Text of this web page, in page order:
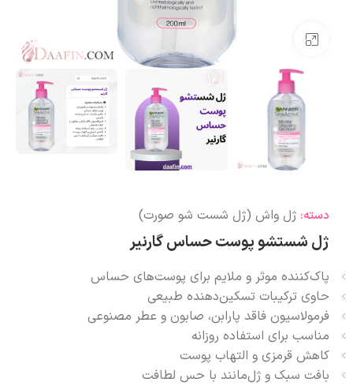
بزرگنمایی تصویر
دسته: ژل واش (ژل شست شو صورت)
ژل شستشو پوست حساس گارنیر
پاک‌کننده موثر و ملایم برای پوست‌های حساس
حاوی ترکیبات تسکین‌دهنده طبیعی
فرمولاسیون فاقد پارابن، صابون و عطر مصنوعی
مناسب برای استفاده روزانه
کاهش قرمزی و التهاب پوست
بافت سبک و ژل‌مانند با حس لطافت